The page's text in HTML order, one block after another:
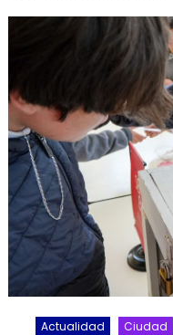
Actualidad Ciudad